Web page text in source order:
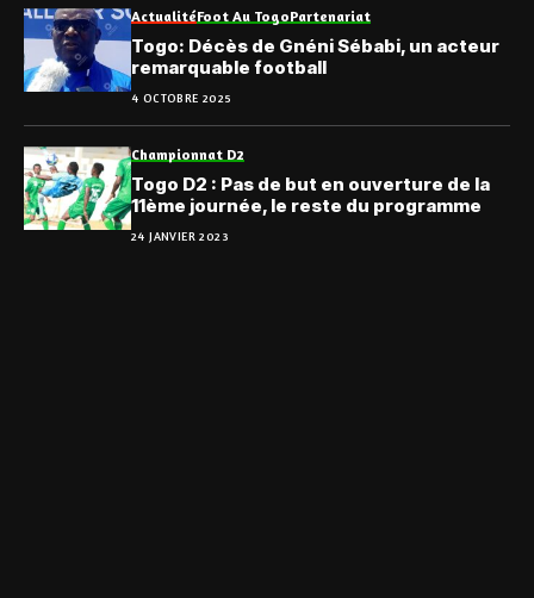
ActualitéFoot Au TogoPartenariat
Togo: Décès de Gnéni Sébabi, un acteur
remarquable football
4 OCTOBRE 2025
Championnat D2
Togo D2 : Pas de but en ouverture de la
11ème journée, le reste du programme
24 JANVIER 2023